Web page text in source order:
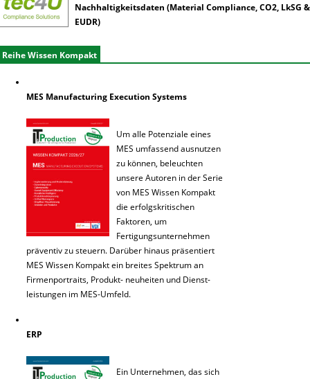
Nachhaltigkeitsdaten (Material Compliance, CO2, LkSG &
EUDR)
Reihe Wissen Kompakt
MES Manufacturing Execution Systems
Um alle Potenziale eines
MES umfassend ausnutzen
zu können, beleuchten
unsere Autoren in der Serie
von MES Wissen Kompakt
die erfolgskritischen
Faktoren, um
Fertigungsunternehmen
präventiv zu steuern. Darüber hinaus präsentiert
MES Wissen Kompakt ein breites Spektrum an
Firmenportraits, Produkt- neuheiten und Dienst-
leistungen im MES-Umfeld.
ERP
Ein Unternehmen, das sich